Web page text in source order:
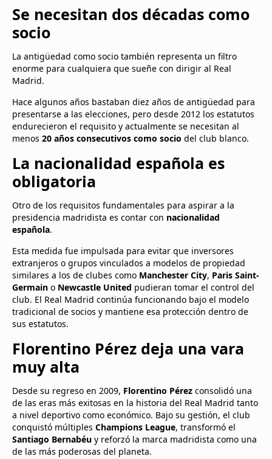
Se necesitan dos décadas como
socio
La antigüedad como socio también representa un filtro
enorme para cualquiera que sueñe con dirigir al Real
Madrid.
Hace algunos años bastaban diez años de antigüedad para
presentarse a las elecciones, pero desde 2012 los estatutos
endurecieron el requisito y actualmente se necesitan al
menos 20 años consecutivos como socio del club blanco.
La nacionalidad española es
obligatoria
Otro de los requisitos fundamentales para aspirar a la
presidencia madridista es contar con nacionalidad
española.
Esta medida fue impulsada para evitar que inversores
extranjeros o grupos vinculados a modelos de propiedad
similares a los de clubes como Manchester City, Paris Saint-
Germain o Newcastle United pudieran tomar el control del
club. El Real Madrid continúa funcionando bajo el modelo
tradicional de socios y mantiene esa protección dentro de
sus estatutos.
Florentino Pérez deja una vara
muy alta
Desde su regreso en 2009, Florentino Pérez consolidó una
de las eras más exitosas en la historia del Real Madrid tanto
a nivel deportivo como económico. Bajo su gestión, el club
conquistó múltiples Champions League, transformó el
Santiago Bernabéu y reforzó la marca madridista como una
de las más poderosas del planeta.